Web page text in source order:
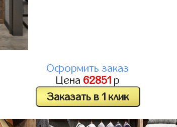
Оформить заказ
Цена 62851 р
Заказать в 1 клик